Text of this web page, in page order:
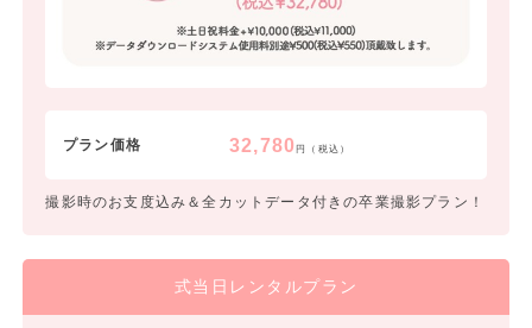
プラン価格 32,780円（税込）
撮影時のお支度込み＆全カットデータ付きの卒業撮影プラン！
式当日レンタルプラン